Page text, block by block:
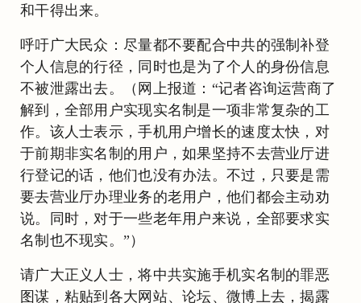
和干得出来。
呼吁广大民众：尽量都不要配合中共的强制补登
个人信息的行径，同时也是为了个人的身份信息
不被泄露出去。（网上报道：“记者咨询运营商了
解到，全部用户实现实名制是一项非常复杂的工
作。该人士表示，手机用户增长的速度太快，对
于前期非实名制的用户，如果坚持不去营业厅进
行登记的话，他们也没有办法。不过，只要是需
要去营业厅办理业务的老用户，他们都会主动劝
说。同时，对于一些老年用户来说，全部要求实
名制也不现实。”）
请广大正义人士，将中共实施手机实名制的罪恶
图谋，粘贴到各大网站、论坛、微博上去，揭露